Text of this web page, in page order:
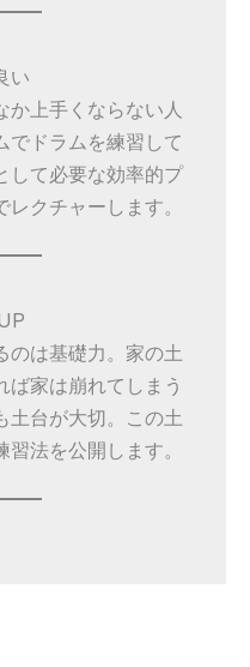
い
か上手くならない人
でドラムを練習して
して必要な効率的プ
クチャーします。
のは基礎力。家の土
ば家は崩れてしまう
土台が大切。この土
法を公開します。